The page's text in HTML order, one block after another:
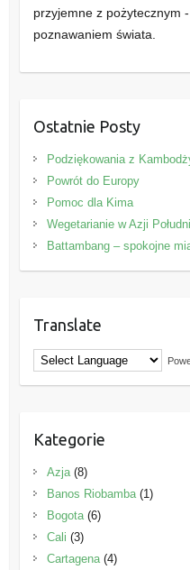
przyjemne z pożytecznym
poznawaniem świata.
Ostatnie Posty
Podziękowania z
Powrót do Europy
Pomoc dla Kima
Wegetarianie w Azji
Battambang – spokojne
Translate
Kategorie
Azja(8)
Banos Riobamba(1)
Bogota(6)
Cali (3)
Cartagena(4)